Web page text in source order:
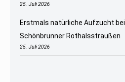
25. Juli 2026
Erstmals natürliche Aufzucht bei
Schönbrunner Rothalsstraußen
25. Juli 2026